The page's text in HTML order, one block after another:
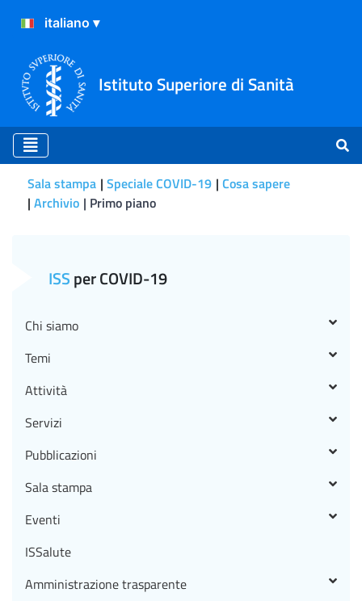
Istituto Superiore di Sanità
Sala stampa Speciale COVID-19 Cosa sapere
Archivio Primo piano
ISSper COVID-19
Chi siamo
Temi
Attività
Servizi
Pubblicazioni
Sala stampa
Eventi
ISSalute
Amministrazione trasparente